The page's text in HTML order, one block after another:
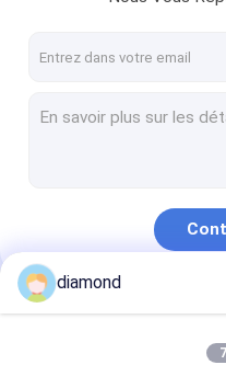
Nos Catégories
diamond